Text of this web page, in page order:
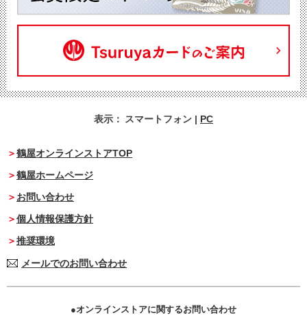
表示： スマートフォン | PC
鶴屋オンラインストアTOP
鶴屋ホームページ
お問い合わせ
個人情報保護方針
推奨環境
メールでのお問い合わせ
オンラインストアに関するお問い合わせ